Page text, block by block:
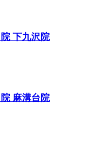
下九沢院
麻溝台院